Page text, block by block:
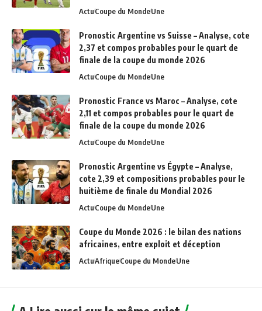
ActuCoupe du MondeUne
Pronostic Argentine vs Suisse – Analyse, cote
2,37 et compos probables pour le quart de
finale de la coupe du monde 2026
ActuCoupe du MondeUne
Pronostic France vs Maroc – Analyse, cote
2,11 et compos probables pour le quart de
finale de la coupe du monde 2026
ActuCoupe du MondeUne
Pronostic Argentine vs Égypte – Analyse,
cote 2,39 et compositions probables pour le
huitième de finale du Mondial 2026
ActuCoupe du MondeUne
Coupe du Monde 2026 : le bilan des nations
africaines, entre exploit et déception
ActuAfriqueCoupe du MondeUne